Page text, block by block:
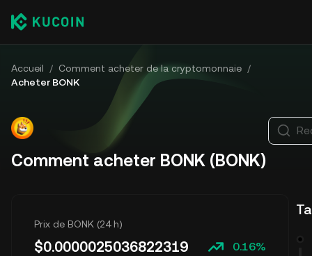
Accueil / Comment acheter de la cryptomonnaie /
Acheter BONK
Comment acheter BONK (BONK)
Prix de BONK (24 h)
$0.0000025036822319 0.16%